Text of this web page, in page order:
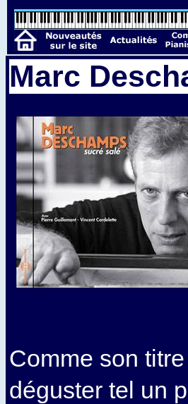
Marc
Comme son
déguster tel un